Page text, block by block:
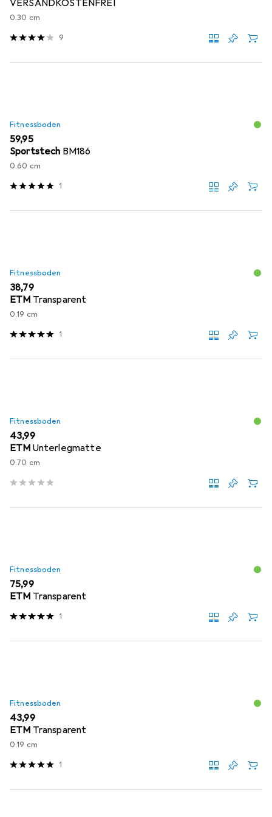
VERSANDKOSTENFREI
0.30 cm
9
Fitnessboden
EUR
59,95
Sportstech BM186
0.60 cm
1
Fitnessboden
EUR
38,79
ETM Transparent
0.19 cm
1
Fitnessboden
EUR
43,99
ETM Unterlegmatte
0.70 cm
Fitnessboden
EUR
75,99
ETM Transparent
1
Fitnessboden
EUR
43,99
ETM Transparent
0.19 cm
1